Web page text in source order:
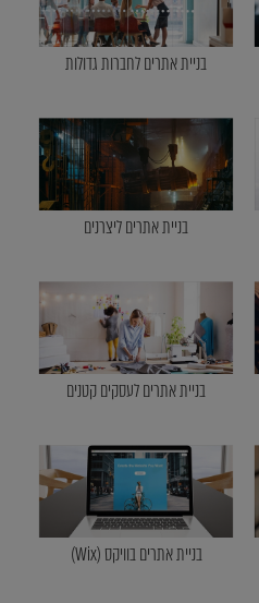
בניית אתרים לחברות גדולות
בניית אתרים ליצרנים
בניית אתרים לעסקים קטנים
בניית אתרים בוויקס (Wix)